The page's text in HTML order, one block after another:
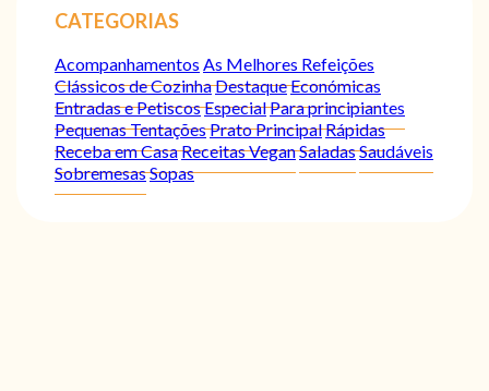
CATEGORIAS
Acompanhamentos As Melhores Refeições
Clássicos de CozinhaDestaqueEconómicas
Entradas e PetiscosEspecialPara principiantes
Pequenas TentaçõesPrato PrincipalRápidas
Receba em CasaReceitas VeganSaladasSaudáveis
SobremesasSopas